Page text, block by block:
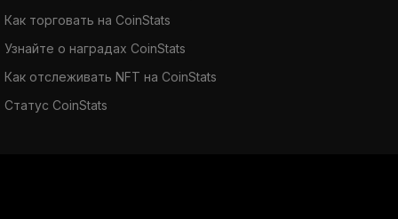
Как торговать на CoinStats
Узнайте о наградах CoinStats
Как отслеживать NFT на CoinStats
Статус CoinStats